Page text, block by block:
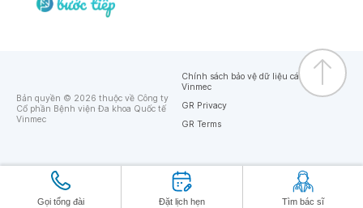
Gọi tổng đài Đặt lịch hẹn Tìm bác sĩ
Bản quyền © 2026 thuộc về Công ty
Cổ phần Bệnh viện Đa khoa Quốc tế
Vinmec
Chính sách bảo vệ dữ liệu cá nhân của
Vinmec
GR Privacy
GR Terms